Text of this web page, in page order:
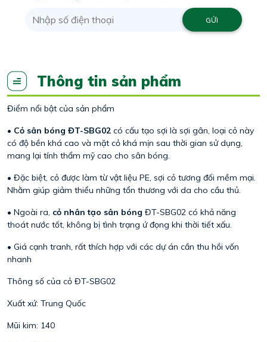
Thông tin sản phẩm
Điểm nổi bật của sản phẩm
• Cỏ sân bóng ĐT-SBG02 có cấu tạo sợi là sợi gân, loại cỏ này
có độ bền khá cao và mặt cỏ khá mịn sau thời gian sử dụng,
mang lại tính thẩm mỹ cao cho sân bóng.
• Đặc biệt, cỏ được làm từ vật liệu PE, sợi cỏ tương đối mềm mại.
Nhằm giúp giảm thiểu những tổn thương với da cho cầu thủ.
• Ngoài ra, cỏ nhân tạo sân bóng ĐT-SBG02 có khả năng
thoát nước tốt, không bị tình trạng ứ đọng khi thời tiết xấu.
• Giá cạnh tranh, rất thích hợp với các dự án cần thu hồi vốn
nhanh
Thông số của cỏ ĐT-SBG02
Xuất xứ: Trung Quốc
Mũi kim: 140